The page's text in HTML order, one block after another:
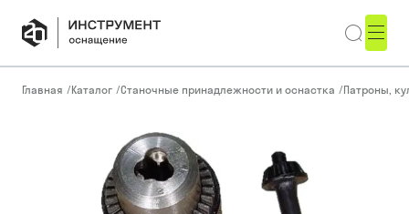
Главная /Каталог /Станочные принадлежности и оснастка /Патроны,